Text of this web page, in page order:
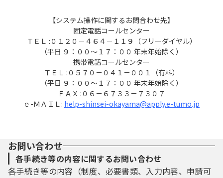
【システム操作に関するお問合わせ先】
固定電話コールセンター
ＴＥＬ :０１２０－４６４－１１９（フリーダイヤル）
（平日 ９：００～１７：００ 年末年始除く）
携帯電話コールセンター
ＴＥＬ :０５７０－０４１－００１（有料）
（平日 ９：００～１７：００ 年末年始除く）
ＦＡＸ :０６－６７３３－７３０７
ｅ-ＭＡＩＬ: help-shinsei-okayama@apply.e-tumo.jp
お問い合わせ
各手続き等の内容に関するお問い合わせ
各手続き等の内容（制度、必要書類、入力内容、申請可